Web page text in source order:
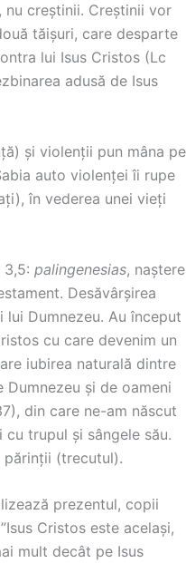
creștinii. Creștinii vor
tăișuri, care desparte
lui Isus Cristos (Lc
adusă de Isus
și violenții pun mâna pe
auto violenței îi rupe
în vederea unei vieți
palingenesias, naștere
Desăvârșirea
Dumnezeu. Au început
cu care devenim un
iubirea naturală dintre
și de oameni
din care ne-am născut
trupul și sângele său.
părinții (trecutul).
prezentul, copii
Cristos este același,
mult decât pe Isus